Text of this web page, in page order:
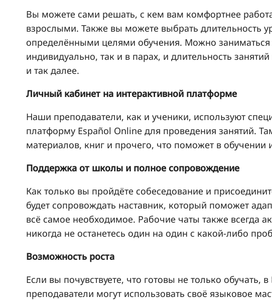
Вы можете сами решать, с кем вам комфортнее
взрослыми. Также вы можете выбрать длительность
определёнными целями обучения. Можно заниматься
индивидуально, так и в парах, и длительность
и так далее.
Личный кабинет на интерактивной платформе
Наши преподаватели, как и ученики, используют
платформу Español Online для проведения занятий.
материалов, книг и прочего, что поможет в обучении
Поддержка от школы и полное сопровождение
Как только вы пройдёте собеседование и
будет сопровождать наставник, который поможет
всё самое необходимое. Рабочие чаты также всегда
никогда не останетесь один на один с какой-либо
Возможность роста
Если вы почувствуете, что готовы не только обучать,
преподаватели могут использовать своё языковое